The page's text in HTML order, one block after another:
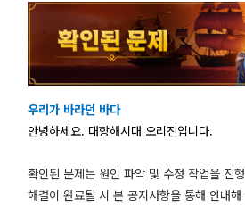
우리가 바라던 바다
안녕하세요. 대항해시대 오리진입니다.
확인된 문제는 원인 파악 및 수정 작업을 진
해결이 완료될 시 본 공지사항을 통해 안내